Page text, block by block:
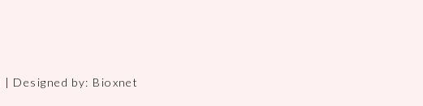
| Designed by: Bioxnet